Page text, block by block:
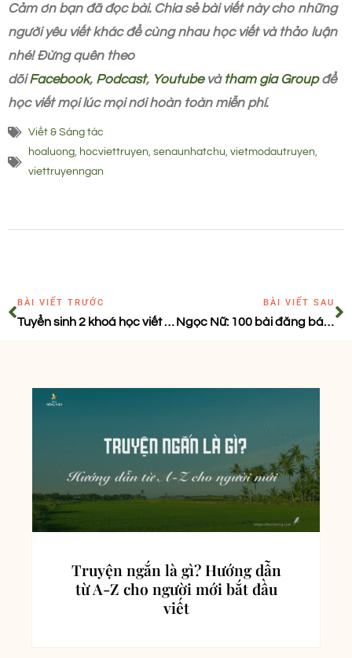
Cảm ơn bạn đã đọc bài. Chia sẻ bài viết này cho những
người yêu viết khác để cùng nhau học viết và thảo luận
nhé! Đừng quên theo
dõiFacebook, Podcast, Youtubevà tham gia Groupđể
học viết mọi lúc mọi nơi hoàn toàn miễn phí.
Viết & Sáng tác
hoaluong hocviettruyen senaunhatchu vietmodautruyen
viettruyenngan
BÀI VIẾT TRƯỚC
Tuyển sinh 2 khoá học viết TỰ DO SÁNG TẠO và VIẾT TRUYỆN CHUYÊN SÂU (tháng 8/2025)
BÀI VIẾT SAU
Ngọc Nữ: 100 bài đăng báo trong 14 tháng – từ số 0 làm nên kỳ tích
Truyện ngắn là gì? Hướng dẫn
từ A-Z cho người mới bắt đầu
viết